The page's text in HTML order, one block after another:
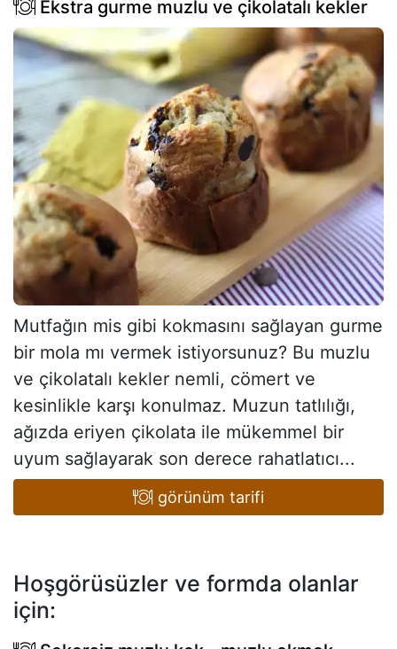
Ekstra gurme muzlu ve çikolatalı kekler
Mutfağın mis gibi kokmasını sağlayan gurme
bir mola mı vermek istiyorsunuz? Bu muzlu
ve çikolatalı kekler nemli, cömert ve
kesinlikle karşı konulmaz. Muzun tatlılığı,
ağızda eriyen çikolata ile mükemmel bir
uyum sağlayarak son derece rahatlatıcı...
görünüm tarifi
Hoşgörüsüzler ve formda olanlar
için: